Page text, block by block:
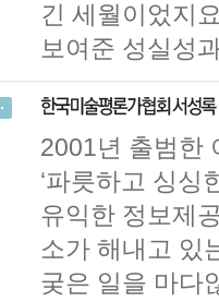
긴 세월이었지
보여준 성실성
2001년 출범한
‘파릇하고 싱싱
유익한 정보제
소가 해내고 있
궂은 일을 마다